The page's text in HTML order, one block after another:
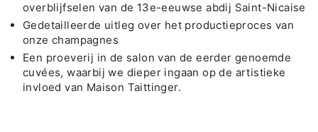
overblijfselen van de 13e-eeuwse abdij Saint-Nicaise
Gedetailleerde uitleg over het productieproces van
onze champagnes
Een proeverij in de salon van de eerder genoemde
cuvées, waarbij we dieper ingaan op de artistieke
invloed van Maison Taittinger.